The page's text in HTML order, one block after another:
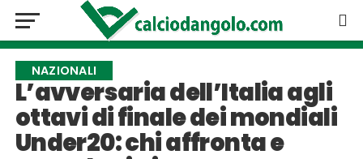
NAZIONALI
L’avversaria dell’Italia agli
ottavi di finale dei mondiali
Under20: chi affronta e